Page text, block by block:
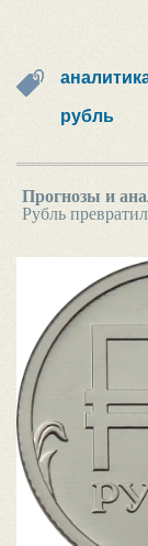
рубль
Прогнозы и
Рубль